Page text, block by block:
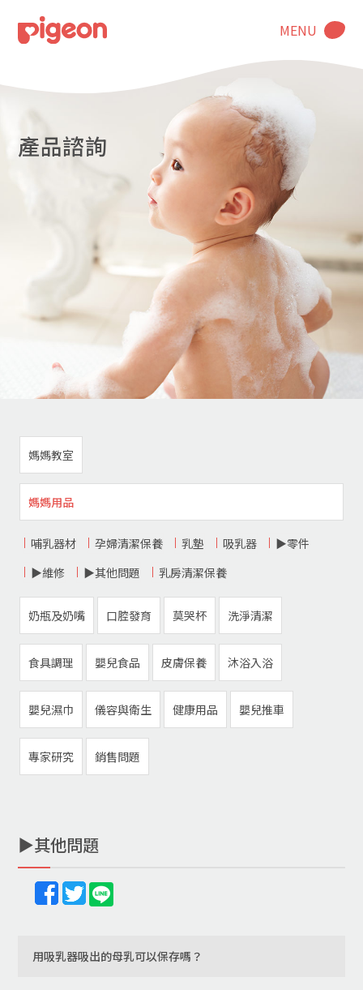
MENU
產品諮詢
媽媽教室
媽媽用品
哺乳器材 孕婦清潔保養 乳墊 吸乳器
▶零件
▶維修
▶其他問題 乳房清潔保養
奶瓶及奶嘴 口腔發育 莫哭杯 洗淨清潔
食具調理 嬰兒食品 皮膚保養 沐浴入浴
嬰兒濕巾 儀容與衛生 健康用品 嬰兒推車
專家研究 銷售問題
▶其他問題
用吸乳器吸出的母乳可以保存嗎？